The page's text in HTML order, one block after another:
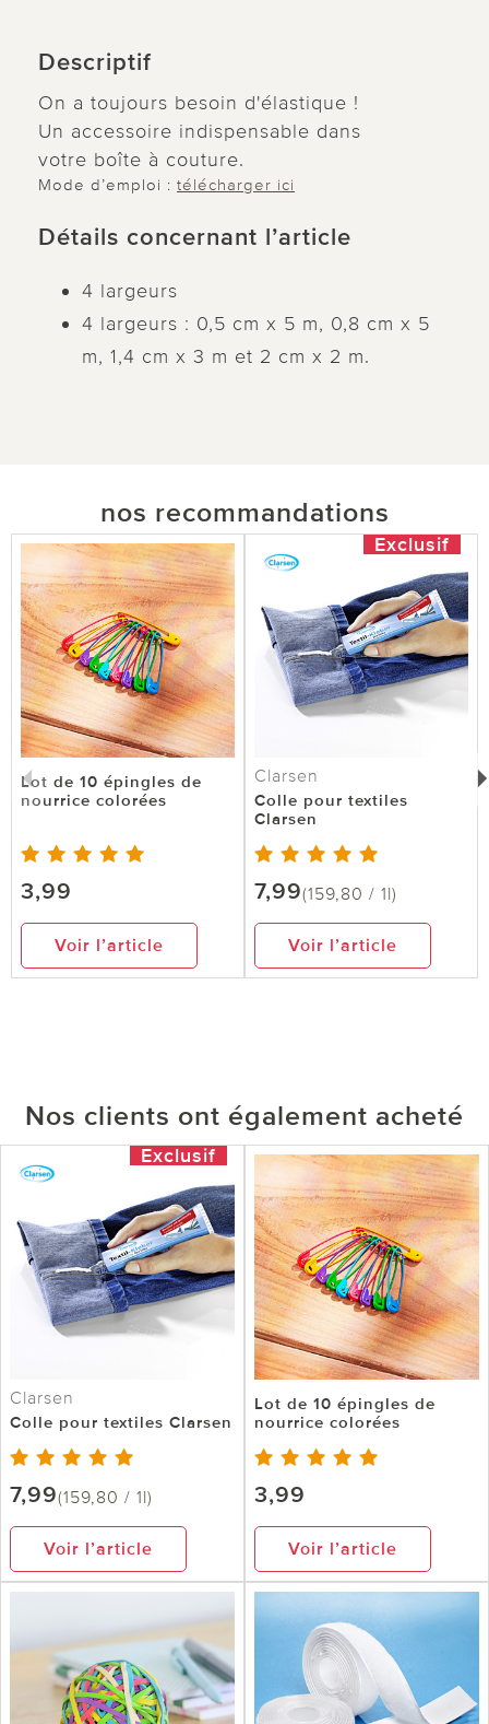
Descriptif
On a toujours besoin d'élastique !
Un accessoire indispensable dans
votre boîte à couture.
Mode d’emploi : télécharger ici
Détails concernant l’article
4 largeurs
4 largeurs : 0,5 cm x 5 m, 0,8 cm x 5
m, 1,4 cm x 3 m et 2 cm x 2 m.
nos recommandations
Lot de 10 épingles de
nourrice colorées
3,99
Voir l’article
Exclusif
Clarsen
Colle pour textiles
Clarsen
7,99(159,80 / 1l)
Voir l’article
Nos clients ont également acheté
Exclusif
Clarsen
Colle pour textiles Clarsen
7,99(159,80 / 1l)
Voir l’article
Lot de 10 épingles de
nourrice colorées
3,99
Voir l’article